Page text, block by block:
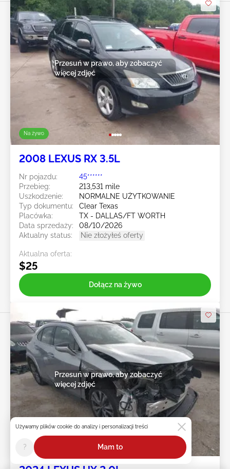
Na żywo
Przesuń w prawo, aby zobaczyć
więcej zdjęć
2008 LEXUS RX 3.5L
Nr pojazdu:
45******
Przebieg:
213,531 mile
Uszkodzenie:
NORMALNE UŻYTKOWANIE
Typ dokumentu:
Clear Texas
Placówka:
TX - DALLAS/FT WORTH
Data sprzedaży:
08/10/2026
Aktualny status:
Nie złożyłeś oferty
Aktualna oferta:
$25
Dołącz na żywo
Na żywo
Przesuń w prawo, aby zobaczyć
więcej zdjęć
Używamy plików cookie do analizy i personalizacji treści
? Mam to